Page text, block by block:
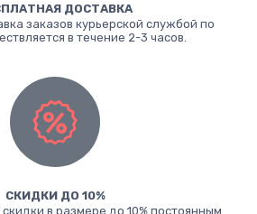
ДОСТАВКА
заказов курьерской службой по
в течение 2-3 часов.
СКИДКИ ДО 10%
в размере до 10% постоянным